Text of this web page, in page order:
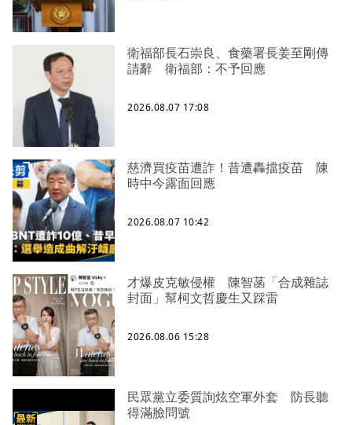
衛福部長石崇良、食藥署長姜至剛傳
請辭 衛福部：不予回應
2026.08.07 17:08
慈濟買疫苗遭詐！昔遭轟擋疫苗 陳
時中今露面回應
2026.08.07 10:42
才爆皮克敏侵權 陳智菡「合成雜誌
封面」幫柯文哲慶生又踩雷
2026.08.06 15:28
民眾黨立委質詢炫空軍外套 防長聽
得滿臉問號